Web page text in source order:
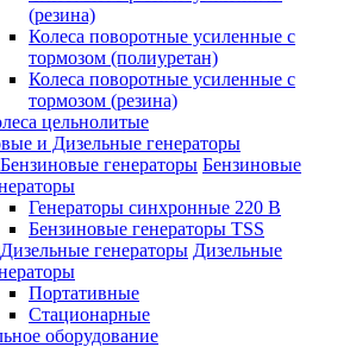
(резина)
Колеса поворотные усиленные с
тормозом (полиуретан)
Колеса поворотные усиленные с
тормозом (резина)
цельнолитые
и Дизельные генераторы
Бензиновые
Генераторы синхронные 220 В
Бензиновые генераторы TSS
Дизельные
Портативные
Стационарные
оборудование